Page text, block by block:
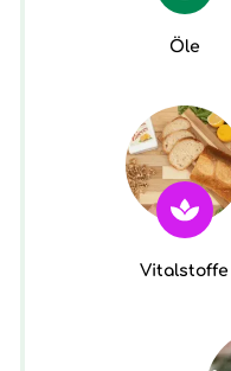
Öle
Vitalstoffe